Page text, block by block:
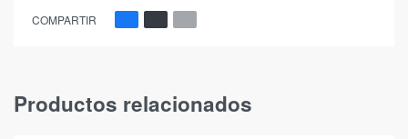
COMPARTIR
Productos relacionados